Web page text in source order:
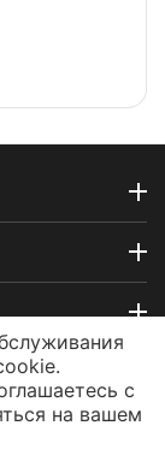
с
на вашем